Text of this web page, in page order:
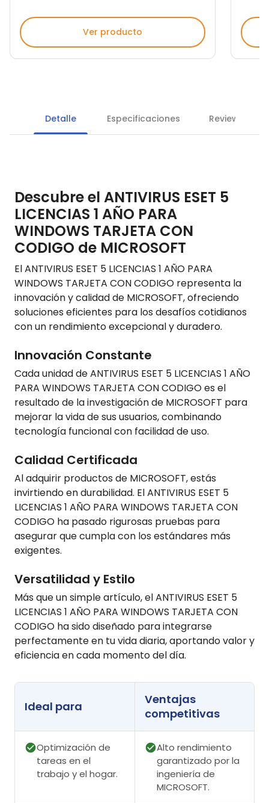
Ver producto
Detalle Especificaciones Reviews
Descubre el ANTIVIRUS ESET 5
LICENCIAS 1 AÑO PARA
WINDOWS TARJETA CON
CODIGO de MICROSOFT
El ANTIVIRUS ESET 5 LICENCIAS 1 AÑO PARA
WINDOWS TARJETA CON CODIGO representa la
innovación y calidad de MICROSOFT, ofreciendo
soluciones eficientes para los desafíos cotidianos
con un rendimiento excepcional y duradero.
Innovación Constante
Cada unidad de ANTIVIRUS ESET 5 LICENCIAS 1 AÑO
PARA WINDOWS TARJETA CON CODIGO es el
resultado de la investigación de MICROSOFT para
mejorar la vida de sus usuarios, combinando
tecnología funcional con facilidad de uso.
Calidad Certificada
Al adquirir productos de MICROSOFT, estás
invirtiendo en durabilidad. El ANTIVIRUS ESET 5
LICENCIAS 1 AÑO PARA WINDOWS TARJETA CON
CODIGO ha pasado rigurosas pruebas para
asegurar que cumpla con los estándares más
exigentes.
Versatilidad y Estilo
Más que un simple artículo, el ANTIVIRUS ESET 5
LICENCIAS 1 AÑO PARA WINDOWS TARJETA CON
CODIGO ha sido diseñado para integrarse
perfectamente en tu vida diaria, aportando valor y
eficiencia en cada momento del día.
Ideal para
Ventajas
competitivas
Optimización de
tareas en el
trabajo y el hogar.
Alto rendimiento
garantizado por la
ingeniería de
MICROSOFT.